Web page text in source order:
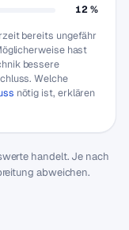
12 %
bereits ungefähr
hast
bessere
Welche
nötig ist, erklären
handelt. Je nach
abweichen.